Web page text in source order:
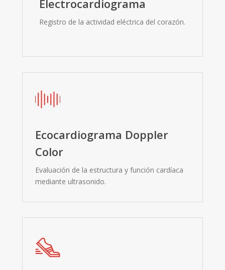
Electrocardiograma
Registro de la actividad eléctrica del corazón.
Ecocardiograma Doppler
Color
Evaluación de la estructura y función cardíaca
mediante ultrasonido.